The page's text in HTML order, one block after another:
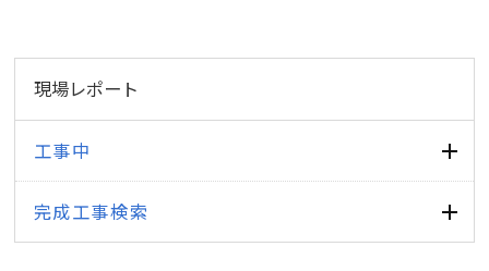
現場レポート
工事中
完成工事検索